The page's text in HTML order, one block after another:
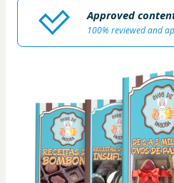
Approved
100% reviewed and